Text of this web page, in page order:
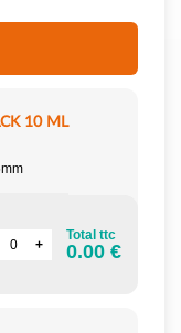
10 ML
Total ttc
0.00 €